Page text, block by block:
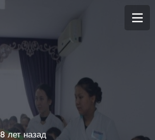
8 лет назад